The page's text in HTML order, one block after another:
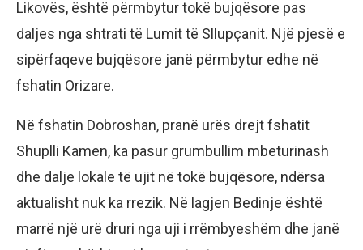
Likovës, është përmbytur tokë bujqësore pas
daljes nga shtrati të Lumit të Sllupçanit. Një pjesë e
sipërfaqeve bujqësore janë përmbytur edhe në
fshatin Orizare.
Në fshatin Dobroshan, pranë urës drejt fshatit
Shuplli Kamen, ka pasur grumbullim mbeturinash
dhe dalje lokale të ujit në tokë bujqësore, ndërsa
aktualisht nuk ka rrezik. Në lagjen Bedinje është
marrë një urë druri nga uji i rrëmbyeshëm dhe janë